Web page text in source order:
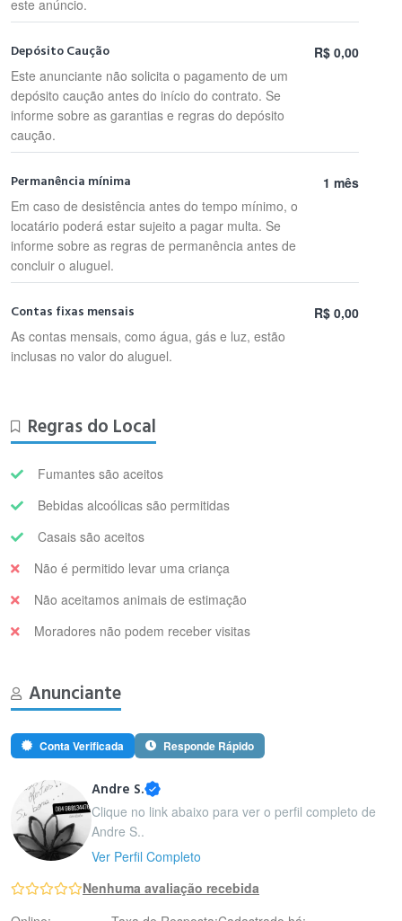
este anúncio.
Depósito Caução
Este anunciante não solicita o pagamento de um
depósito caução antes do início do contrato. Se
informe sobre as garantias e regras do depósito
caução.
R$ 0,00
Permanência mínima
Em caso de desistência antes do tempo mínimo, o
locatário poderá estar sujeito a pagar multa. Se
informe sobre as regras de permanência antes de
concluir o aluguel.
1 mês
Contas fixas mensais
As contas mensais, como água, gás e luz, estão
inclusas no valor do aluguel.
R$ 0,00
Regras do Local
Fumantes são aceitos
Bebidas alcoólicas são permitidas
Casais são aceitos
Não é permitido levar uma criança
Não aceitamos animais de estimação
Moradores não podem receber visitas
Anunciante
Conta Verificada Responde Rápido
Andre S.
Clique no link abaixo para ver o perfil completo de
Andre S..
Ver Perfil Completo
Nenhuma avaliação recebida